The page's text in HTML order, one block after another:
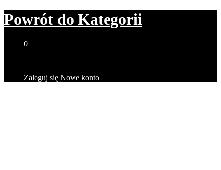
Powrót do Kategorii
0
Zaloguj się Nowe konto